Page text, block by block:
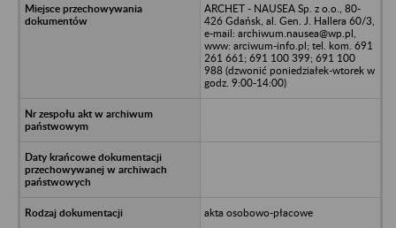
ARCHET - NAUSEA Sp. z o.o., 80-
426 Gdańsk, al. Gen. J. Hallera 60/3,
e-mail: archiwum.nausea@wp.pl,
www: arciwum-info.pl; tel. kom. 691
261 661; 691 100 399; 691 100
988 (dzwonić poniedziałek-wtorek w
godz. 9:00-14:00)
akta osobowo-płacowe